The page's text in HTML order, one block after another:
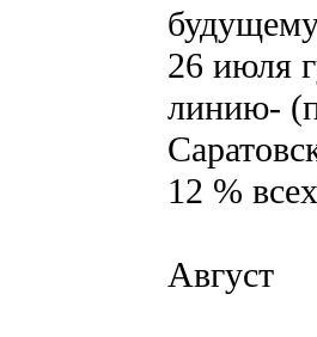
26 июля
линию-
12 %
Август